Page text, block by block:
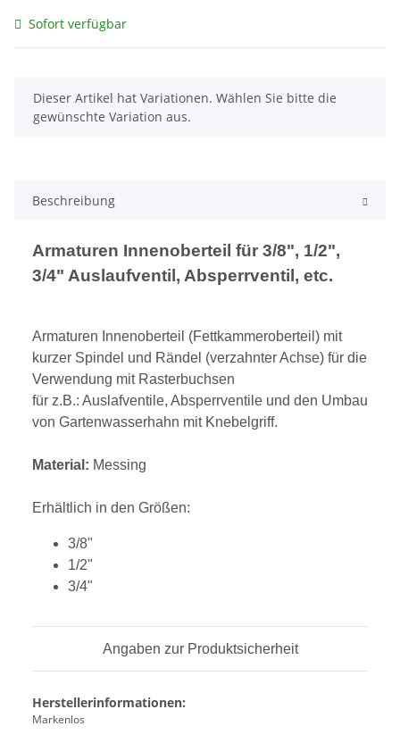
Sofort verfügbar
x
Dieser Artikel hat Variationen. Wählen Sie bitte die
gewünschte Variation aus.
Beschreibung
Armaturen Innenoberteil für 3/8", 1/2",
3/4" Auslaufventil, Absperrventil, etc.
Armaturen Innenoberteil (Fettkammeroberteil) mit
kurzer Spindel und Rändel (verzahnter Achse) für die
Verwendung mit Rasterbuchsen
für z.B.: Auslafventile, Absperrventile und den Umbau
von Gartenwasserhahn mit Knebelgriff.
Material: Messing
Erhältlich in den Größen:
3/8"
1/2"
3/4"
Angaben zur Produktsicherheit
Herstellerinformationen:
Markenlos